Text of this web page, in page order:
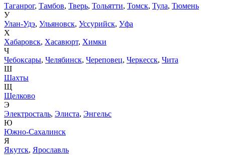
Таганрог, Тамбов, Тверь, Тольятти, Томск, Тула, Тюмень
У
Улан-Удэ, Ульяновск, Уссурийск, Уфа
Х
Хабаровск, Хасавюрт, Химки
Ч
Чебоксары, Челябинск, Череповец, Черкесск, Чита
Ш
Шахты
Щ
Щелково
Э
Электросталь, Элиста, Энгельс
Ю
Южно-Сахалинск
Я
Якутск, Ярославль